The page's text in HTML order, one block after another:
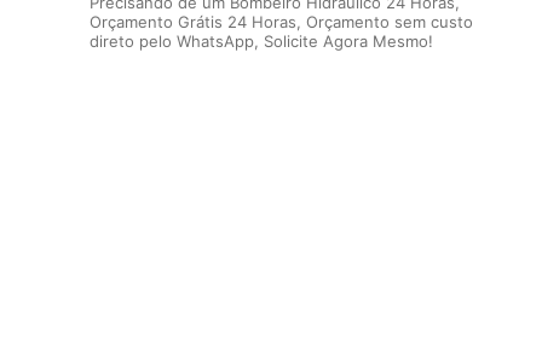
Orçamento Grátis 24 Horas, Orçamento sem custo
direto pelo WhatsApp, Solicite Agora Mesmo!